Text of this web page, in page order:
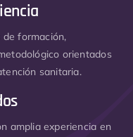
formación,
orientados
sanitaria.
amplia experiencia en